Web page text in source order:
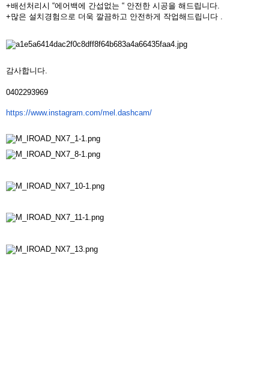
+배선처리시 “에어백에 간섭없는 “ 안전한 시공을 해드립니다.
+많은 설치경험으로 더욱 깔끔하고 안전하게 작업해드립니 다 .
감사합니다.
0402293969
https://www.instagram.com/mel. dashcam/